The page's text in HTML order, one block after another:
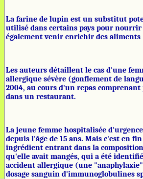
La farine de lupin est un substitut
utilisé dans certains pays pour
également venir enrichir des
Les auteurs détaillent le cas d'une
allergique sévère (gonflement de
2004, au cours d'un repas
dans un restaurant.
La jeune femme hospitalisée
depuis l'âge de 15 ans. Mais c'est en
ingrédient entrant dans la
qu'elle avait mangés, qui a été
accident allergique (une
dosage sanguin d'immunoglobulines